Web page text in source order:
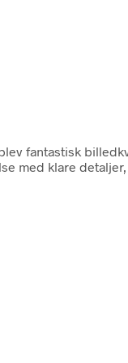
fantastisk
med klare